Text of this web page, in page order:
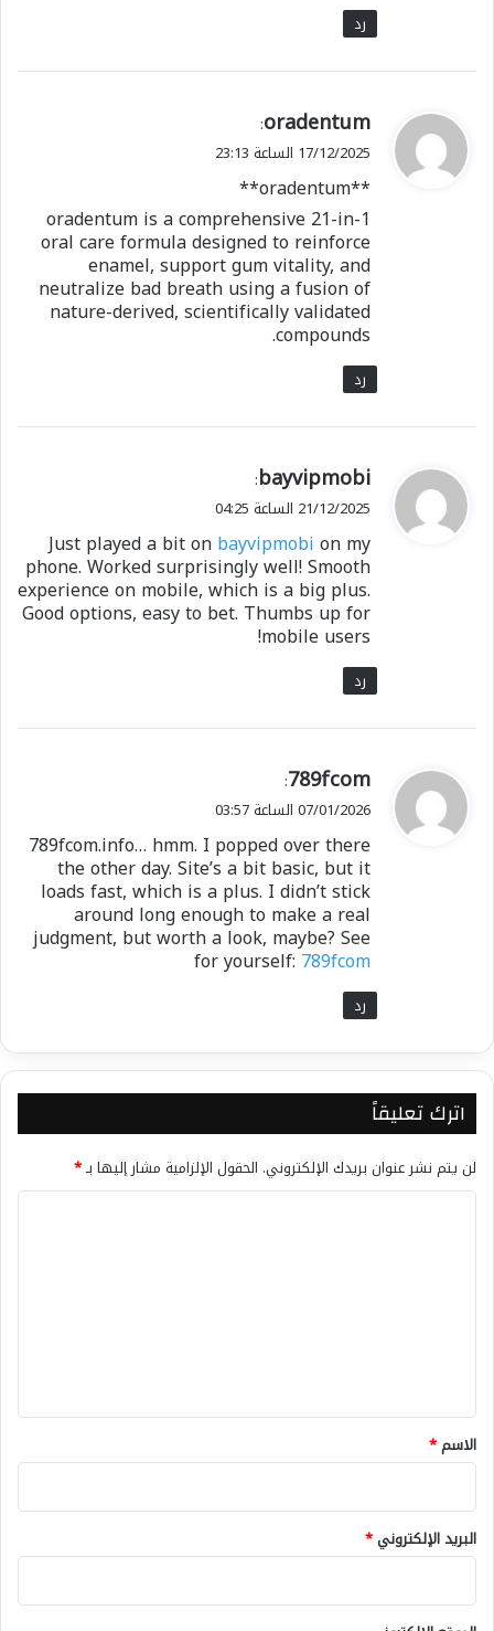
رد
ي
ق
ل
oradentum
:
17/12/2025 الساعة 23:13
**oradentum**
oradentum is a comprehensive 21-in-1
oral care formula designed to reinforce
enamel, support gum vitality, and
neutralize bad breath using a fusion of
nature-derived, scientifically validated
compounds.
رد
ي
ق
ل
bayvipmobi
:
21/12/2025 الساعة 04:25
Just played a bit onbayvipmobion my
phone. Worked surprisingly well! Smooth
experience on mobile, which is a big plus.
Good options, easy to bet. Thumbs up for
mobile users!
رد
ي
ق
ل
789fcom
:
07/01/2026 الساعة 03:57
789fcom.info… hmm. I popped over there
the other day. Site’s a bit basic, but it
loads fast, which is a plus. I didn’t stick
around long enough to make a real
judgment, but worth a look, maybe? See
for yourself: 789fcom
رد
اترك تعليقاً
لن يتم نشر عنوان بريدك الإلكتروني. الحقول الإلزامية مشار إليها بـ*
*
الاسم*
البريد الإلكتروني*